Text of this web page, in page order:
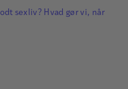
sexliv? Hvad gør vi, når